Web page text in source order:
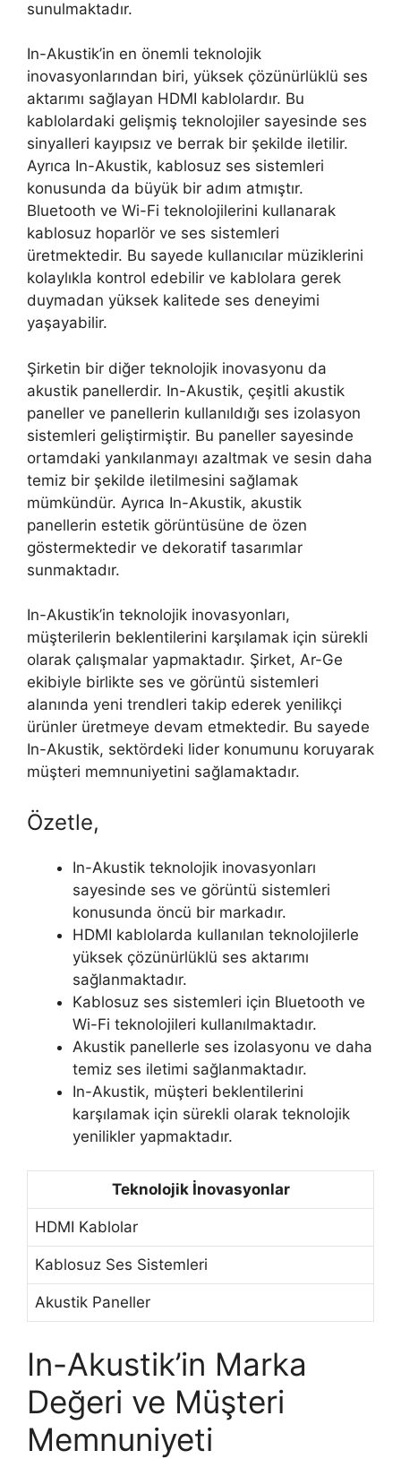
sunulmaktadır.
In-Akustik’in en önemli teknolojik
inovasyonlarından biri, yüksek çözünürlüklü ses
aktarımı sağlayan HDMI kablolardır. Bu
kablolardaki gelişmiş teknolojiler sayesinde ses
sinyalleri kayıpsız ve berrak bir şekilde iletilir.
Ayrıca In-Akustik, kablosuz ses sistemleri
konusunda da büyük bir adım atmıştır.
Bluetooth ve Wi-Fi teknolojilerini kullanarak
kablosuz hoparlör ve ses sistemleri
üretmektedir. Bu sayede kullanıcılar müziklerini
kolaylıkla kontrol edebilir ve kablolara gerek
duymadan yüksek kalitede ses deneyimi
yaşayabilir.
Şirketin bir diğer teknolojik inovasyonu da
akustik panellerdir. In-Akustik, çeşitli akustik
paneller ve panellerin kullanıldığı ses izolasyon
sistemleri geliştirmiştir. Bu paneller sayesinde
ortamdaki yankılanmayı azaltmak ve sesin daha
temiz bir şekilde iletilmesini sağlamak
mümkündür. Ayrıca In-Akustik, akustik
panellerin estetik görüntüsüne de özen
göstermektedir ve dekoratif tasarımlar
sunmaktadır.
In-Akustik’in teknolojik inovasyonları,
müşterilerin beklentilerini karşılamak için sürekli
olarak çalışmalar yapmaktadır. Şirket, Ar-Ge
ekibiyle birlikte ses ve görüntü sistemleri
alanında yeni trendleri takip ederek yenilikçi
ürünler üretmeye devam etmektedir. Bu sayede
In-Akustik, sektördeki lider konumunu koruyarak
müşteri memnuniyetini sağlamaktadır.
Özetle,
In-Akustik teknolojik inovasyonları
sayesinde ses ve görüntü sistemleri
konusunda öncü bir markadır.
HDMI kablolarda kullanılan teknolojilerle
yüksek çözünürlüklü ses aktarımı
sağlanmaktadır.
Kablosuz ses sistemleri için Bluetooth ve
Wi-Fi teknolojileri kullanılmaktadır.
Akustik panellerle ses izolasyonu ve daha
temiz ses iletimi sağlanmaktadır.
In-Akustik, müşteri beklentilerini
karşılamak için sürekli olarak teknolojik
yenilikler yapmaktadır.
Teknolojik İnovasyonlar
HDMI Kablolar
Kablosuz Ses Sistemleri
Akustik Paneller
In-Akustik’in Marka
Değeri ve Müşteri
Memnuniyeti